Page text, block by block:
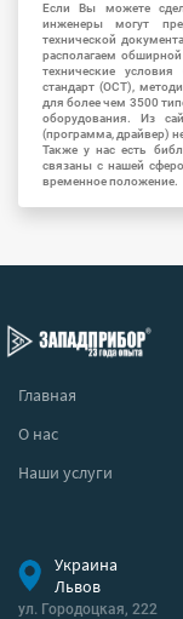
Если Вы можете
инженеры могут
технической
располагаем
технические
стандарт (ОСТ),
для более чем 3500
оборудования. Из
(программа, драйвер)
Также у нас есть
связаны с нашей
временное положение.
Главная
О нас
Наши услуги
Украина
Львов
ул. Городоцкая, 222